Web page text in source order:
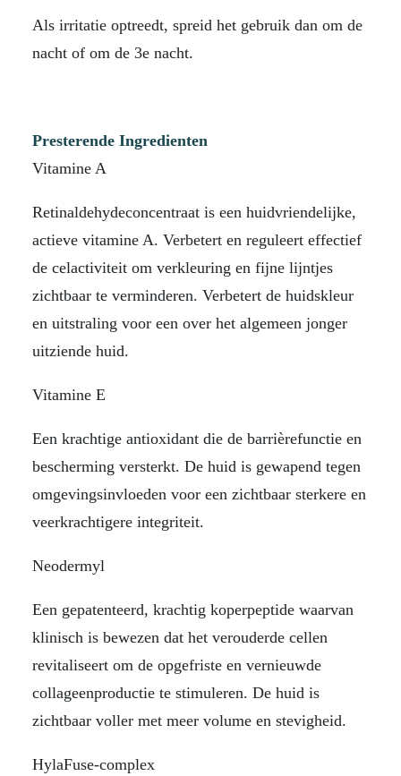
Als irritatie optreedt, spreid het gebruik dan om de
nacht of om de 3e nacht.
Presterende Ingredienten
Vitamine A
Retinaldehydeconcentraat is een huidvriendelijke,
actieve vitamine A. Verbetert en reguleert effectief
de celactiviteit om verkleuring en fijne lijntjes
zichtbaar te verminderen. Verbetert de huidskleur
en uitstraling voor een over het algemeen jonger
uitziende huid.
Vitamine E
Een krachtige antioxidant die de barrièrefunctie en
bescherming versterkt. De huid is gewapend tegen
omgevingsinvloeden voor een zichtbaar sterkere en
veerkrachtigere integriteit.
Neodermyl
Een gepatenteerd, krachtig koperpeptide waarvan
klinisch is bewezen dat het verouderde cellen
revitaliseert om de opgefriste en vernieuwde
collageenproductie te stimuleren. De huid is
zichtbaar voller met meer volume en stevigheid.
HylaFuse-complex